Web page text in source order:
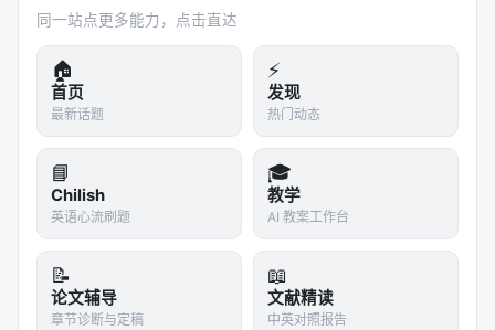
有新闻中最令人屏息的一个。
他们用 MEG（脑磁图）和 EEG（脑电图）信号——也
就是你大脑活动时发出的微弱电磁波动——实时解码
出你在想什么句子。准确率：总体约 61%，表现最好
的受试者达到 78%。而且这是非侵入式
大脑里植入任何芯片，只需要戴一个布满传感器的头
罩。
让我把这个进展翻译成你能理解的尺度。过去，脑机
接口是科幻小说的专属领域——《黑客帝国》里的插
孔、《阿凡达》里的神经链接。即使是现实中最先进
同一站点更多能力，点击直达
🏠
首页
最新话题
⚡
发现
热门动态
📘
Chilish
英语心流刷题
🎓
教学
AI 教案工作台
📝
论文辅导
章节诊断与定稿
📖
文献精读
中英对照报告